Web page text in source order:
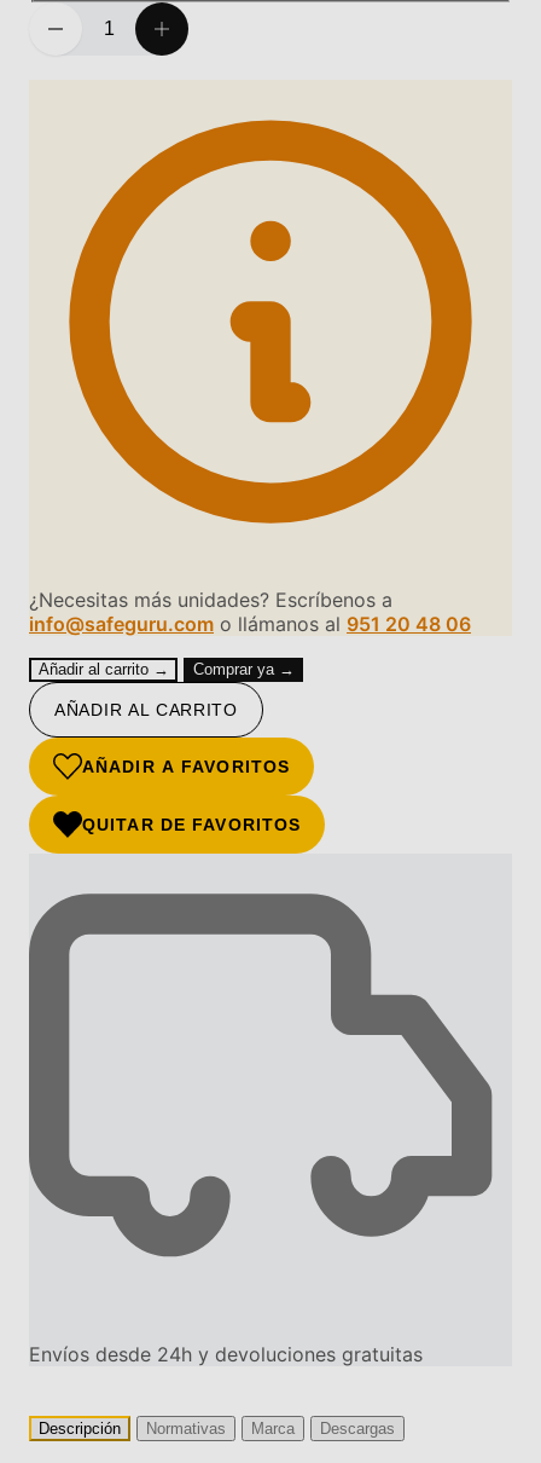
¿Necesitas más unidades? Escríbenos a
info@safeguru.com o llámanos al 951 20 48 06
Añadir al carrito → Comprar ya →
AÑADIR AL CARRITO
AÑADIR A FAVORITOS
QUITAR DE FAVORITOS
Envíos desde 24h y devoluciones gratuitas
Descripción Normativas Marca Descargas